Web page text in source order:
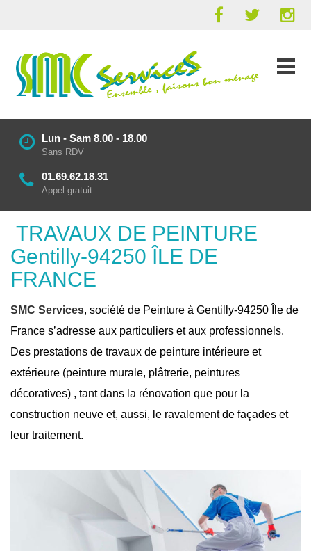
Lun - Sam 8.00 - 18.00
Sans RDV
01.69.62.18.31
Appel gratuit
TRAVAUX DE PEINTURE
Gentilly-94250 ÎLE DE
FRANCE
SMC Services, société de Peinture à Gentilly-94250 Île de
France s’adresse aux particuliers et aux professionnels.
Des prestations de travaux de peinture intérieure et
extérieure (peinture murale, plâtrerie, peintures
décoratives) , tant dans la rénovation que pour la
construction neuve et, aussi, le ravalement de façades et
leur traitement.